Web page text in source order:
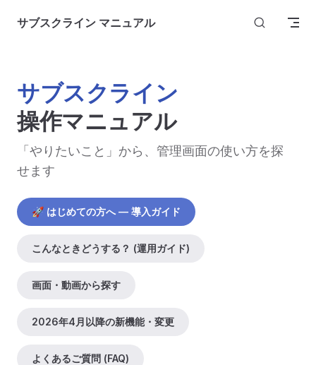
Skip to content
サブスクライン マニュアル
サブスクライン
操作マニュアル
「やりたいこと」から、管理画面の使い方を探
せます
🚀 はじめての方へ — 導入ガイド
こんなときどうする？ (運用ガイド)
画面・動画から探す
2026年4月以降の新機能・変更
よくあるご質問 (FAQ)